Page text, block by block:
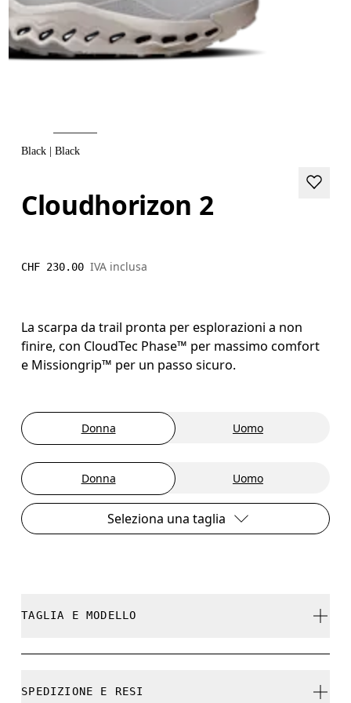
Black | Black
Cloudhorizon 2
CHF 230.00 IVA inclusa
La scarpa da trail pronta per esplorazioni a non
finire, con CloudTec Phase™ per massimo comfort
e Missiongrip™ per un passo sicuro.
Donna Uomo
Donna Uomo
Seleziona una taglia
TAGLIA E MODELLO
SPEDIZIONE E RESI